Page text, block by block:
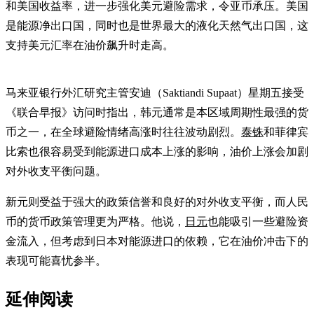
和美国收益率，进一步强化美元避险需求，令亚币承压。美国
是能源净出口国，同时也是世界最大的液化天然气出口国，这
支持美元汇率在油价飙升时走高。
马来亚银行外汇研究主管安迪（Saktiandi Supaat）星期五接受
《联合早报》访问时指出，韩元通常是本区域周期性最强的货
币之一，在全球避险情绪高涨时往往波动剧烈。 泰铢和菲律宾
比索也很容易受到能源进口成本上涨的影响，油价上涨会加剧
对外收支平衡问题。
新元则受益于强大的政策信誉和良好的对外收支平衡，而人民
币的货币政策管理更为严格。他说， 日元也能吸引一些避险资
金流入，但考虑到日本对能源进口的依赖，它在油价冲击下的
表现可能喜忧参半。
延伸阅读